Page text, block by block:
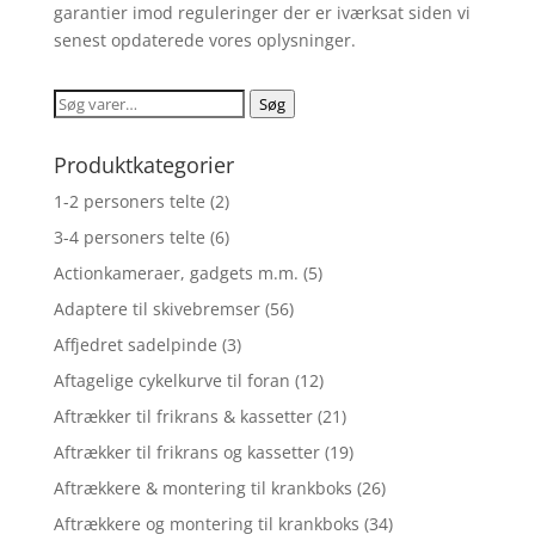
garantier imod reguleringer der er iværksat siden vi
senest opdaterede vores oplysninger.
Søg
Søg
Produktkategorier
1-2 personers telte (2)
3-4 personers telte (6)
Actionkameraer, gadgets m.m. (5)
Adaptere til skivebremser (56)
Affjedret sadelpinde (3)
Aftagelige cykelkurve til foran (12)
Aftrækker til frikrans & kassetter (21)
Aftrækker til frikrans og kassetter (19)
Aftrækkere & montering til krankboks (26)
Aftrækkere og montering til krankboks (34)